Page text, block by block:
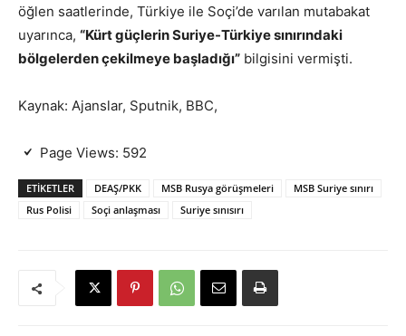
öğlen saatlerinde, Türkiye ile Soçi’de varılan mutabakat
uyarınca, “Kürt güçlerin Suriye-Türkiye sınırındaki
bölgelerden çekilmeye başladığı” bilgisini vermişti.
Kaynak: Ajanslar, Sputnik, BBC,
Page Views: 592
ETIKETLER DEAŞ/PKK MSB Rusya görüşmeleri
MSB Suriye sınırı
Rus Polisi
Soçi anlaşması Suriye sınısırı